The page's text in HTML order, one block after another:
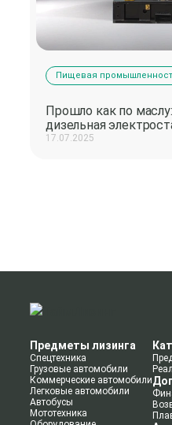
Пищевая
Прошло как по
дизельная
17.07.2025
Предметы лизинга
Спецтехника
Грузовые автомобили
Коммерческие автомобили
Легковые автомобили
Автобусы
Мототехника